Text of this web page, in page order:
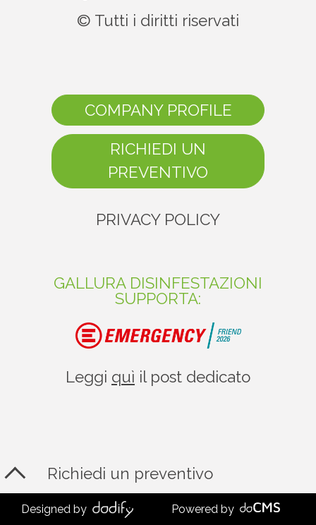
© Tutti i diritti riservati
COMPANY PROFILE
RICHIEDI UN
PREVENTIVO
PRIVACY POLICY
GALLURA DISINFESTAZIONI
SUPPORTA:
Leggi quì il post dedicato
Richiedi un preventivo
Designed by Powered by